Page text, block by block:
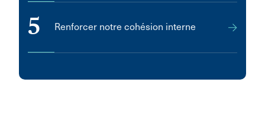
5 Renforcer notre cohésion interne